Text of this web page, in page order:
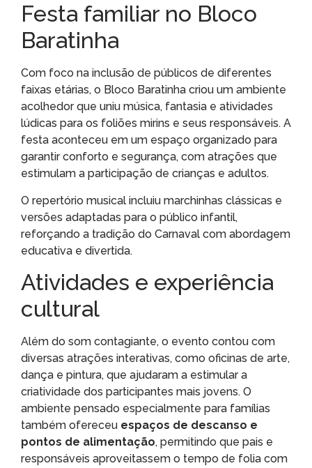
Festa familiar no Bloco
Baratinha
Com foco na inclusão de públicos de diferentes
faixas etárias, o Bloco Baratinha criou um ambiente
acolhedor que uniu música, fantasia e atividades
lúdicas para os foliões mirins e seus responsáveis. A
festa aconteceu em um espaço organizado para
garantir conforto e segurança, com atrações que
estimulam a participação de crianças e adultos.
O repertório musical incluiu marchinhas clássicas e
versões adaptadas para o público infantil,
reforçando a tradição do Carnaval com abordagem
educativa e divertida.
Atividades e experiência
cultural
Além do som contagiante, o evento contou com
diversas atrações interativas, como oficinas de arte,
dança e pintura, que ajudaram a estimular a
criatividade dos participantes mais jovens. O
ambiente pensado especialmente para famílias
também ofereceu espaços de descanso e
pontos de alimentação, permitindo que pais e
responsáveis aproveitassem o tempo de folia com